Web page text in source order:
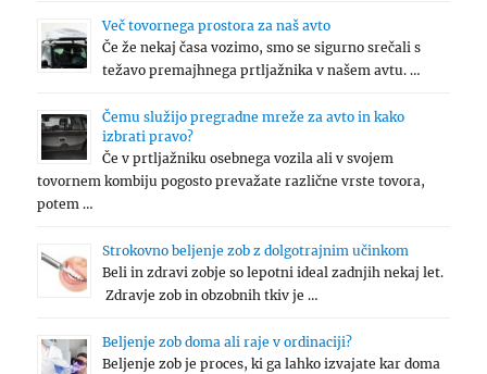
Več tovornega prostora za naš avto
Če že nekaj časa vozimo, smo se sigurno srečali s
težavo premajhnega prtljažnika v našem avtu. …
Čemu služijo pregradne mreže za avto in kako
izbrati pravo?
Če v prtljažniku osebnega vozila ali v svojem
tovornem kombiju pogosto prevažate različne vrste tovora,
potem …
Strokovno beljenje zob z dolgotrajnim učinkom
Beli in zdravi zobje so lepotni ideal zadnjih nekaj let.
Zdravje zob in obzobnih tkiv je …
Beljenje zob doma ali raje v ordinaciji?
Beljenje zob je proces, ki ga lahko izvajate kar doma